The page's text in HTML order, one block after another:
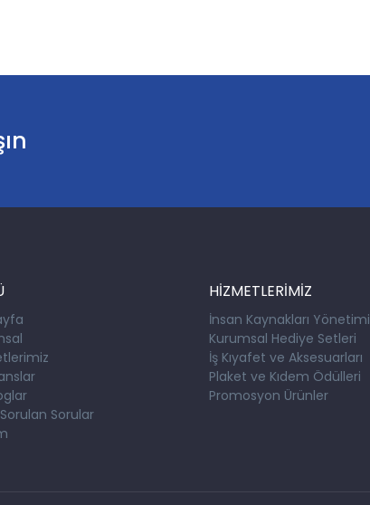
Sorulan Sorular
HİZMETLERİMİZ
İnsan Kaynakları Yönetimi
Kurumsal Hediye Setleri
İş Kıyafet ve Aksesuarları
Plaket ve Kıdem Ödülleri
Promosyon Ürünler